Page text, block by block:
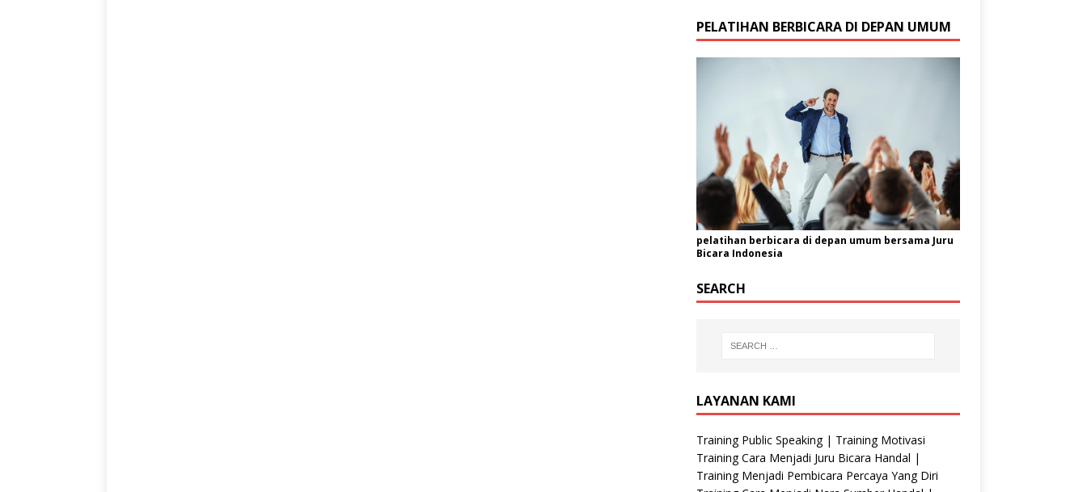
PELATIHAN BERBICARA DI DEPAN UMUM
pelatihan berbicara di depan umum bersama Juru
Bicara Indonesia
SEARCH
LAYANAN KAMI
Training Public Speaking | Training Motivasi
Training Cara Menjadi Juru Bicara Handal |
Training Menjadi Pembicara Percaya Yang Diri